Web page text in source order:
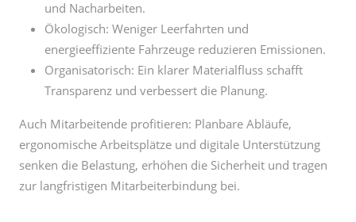
Organisatorisch: Ein klarer Materialfluss schafft
Transparenz und verbessert die Planung.
Auch Mitarbeitende profitieren: Planbare Abläufe,
ergonomische Arbeitsplätze und digitale Unterstützung
zur langfristigen Mitarbeiterbindung bei.